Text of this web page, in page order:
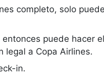
completo, solo
puede hacer
legal a Copa Airlines.
in.